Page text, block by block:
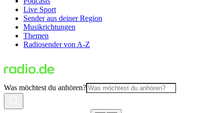
Live Sport
Sender aus deiner Region
Musikrichtungen
Themen
Radiosender von A-Z
Was möchtest du anhören?